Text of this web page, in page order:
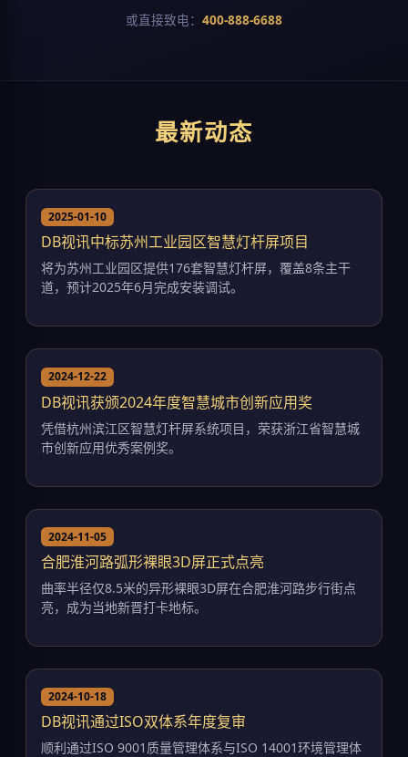
或直接致电： 400-888-6688
最新动态
2025-01-10
DB视讯中标苏州工业园区智慧灯杆屏项目
将为苏州工业园区提供176套智慧灯杆屏，覆盖8条主干
道，预计2025年6月完成安装调试。
2024-12-22
DB视讯获颁2024年度智慧城市创新应用奖
凭借杭州滨江区智慧灯杆屏系统项目，荣获浙江省智慧城
市创新应用优秀案例奖。
2024-11-05
合肥淮河路弧形裸眼3D屏正式点亮
曲率半径仅8.5米的异形裸眼3D屏在合肥淮河路步行街点
亮，成为当地新晋打卡地标。
2024-10-18
DB视讯通过ISO双体系年度复审
顺利通过ISO 9001质量管理体系与ISO 14001环境管理体